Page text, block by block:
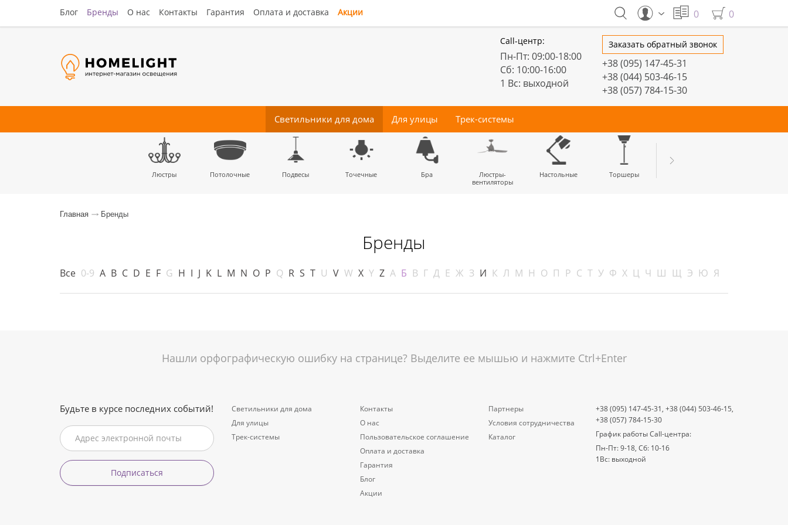
Блог Бренды О нас Контакты Гарантия Оплата и доставка Акции 0 0
Заказать обратный звонок
+38 (095) 147-45-31
+38 (044) 503-46-15
+38 (057) 784-15-30
Call-центр:
Пн-Пт: 09:00-18:00
Сб: 10:00-16:00
1 Вс: выходной
Светильники для дома
Люстры Потолочные Подвесы Точечные Бра
Люстры-
вентиляторы
Настольные Торшеры
Для улицы
Настенные Потолочные Тротуарные Прожектора Декоративные
Трек-системы
Магнитные
Комплектующие
для трек-систем
Главная Бренды
Бренды
Все 0-9 A B C D E F G H I J K L M N O P Q R S T U V W X Y Z А Б В Г Д Е Ж З И К Л М Н О П Р С Т У Ф Х Ц Ч Ш Щ Э Ю Я
Нашли орфографическую ошибку на странице? Выделите ее мышью и нажмите Ctrl+Enter
Будьте в курсе последних событий!
Подписаться
Светильники для дома
Для улицы
Трек-системы
Контакты
О нас
Пользовательское соглашение
Оплата и доставка
Гарантия
Блог
Акции
Партнеры
Условия сотрудничества
Каталог
+38 (095) 147-45-31, +38 (044) 503-46-15,
+38 (057) 784-15-30
График работы Call-центра:
Пн-Пт: 9-18, Сб: 10-16
1Вс: выходной